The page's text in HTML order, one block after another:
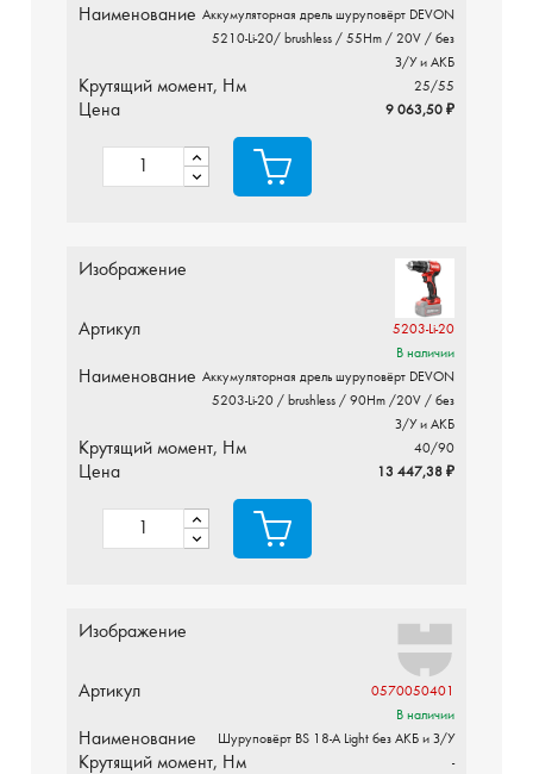
Наименование Аккумуляторная дрель шуруповёрт DEVON
5210-Li-20/ brushless / 55Hm / 20V / без
З/У и АКБ
Крутящий момент, Нм 25/55
Цена 9 063,50 ₽
Изображение
Артикул
5203-Li-20
В наличии
Наименование Аккумуляторная дрель шуруповёрт DEVON
5203-Li-20 / brushless / 90Hm /20V / без
З/У и АКБ
Крутящий момент, Нм 40/90
Цена 13 447,38 ₽
Изображение
Артикул
0570050401
В наличии
Наименование Шуруповёрт BS 18-A Light без АКБ и З/У
Крутящий момент, Нм -